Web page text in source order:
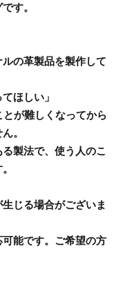
す。
の革製品を製作して
ほしい」
が難しくなってから
。
製法で、使う人のこ
じる場合がございま
能です。ご希望の方